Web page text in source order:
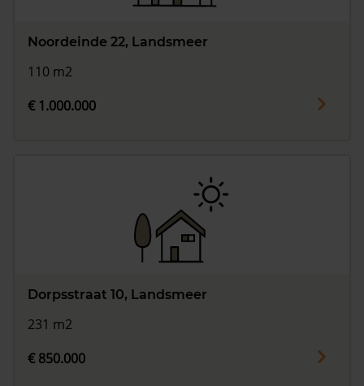
Noordeinde 22, Landsmeer
110 m2
€ 1.000.000
Dorpsstraat 10, Landsmeer
231 m2
€ 850.000